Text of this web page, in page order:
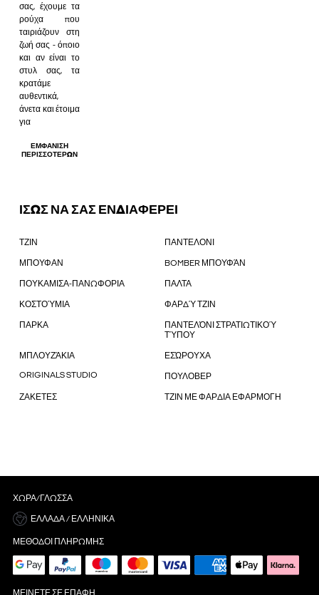
σας, έχουμε τα
ρούχα που
ταιριάζουν στη
ζωή σας - όποιο
και αν είναι το
στυλ σας, τα
κρατάμε
αυθεντικά,
άνετα και έτοιμα
για
ΕΜΦΆΝΙΣΗ
ΠΕΡΙΣΣΌΤΕΡΩΝ
ΙΣΩΣ ΝΑ ΣΑΣ ΕΝΔΙΑΦΕΡΕΙ
ΤΖΙΝ ΠΑΝΤΕΛΟΝΙ
ΜΠΟΥΦΑΝ BOMBER ΜΠΟΥΦΆΝ
ΠΟΥΚΑΜΙΣΑ-ΠΑΝΩΦΟΡΙΑ ΠΑΛΤΑ
ΚΟΣΤΟΎΜΙΑ ΦΑΡΔΎ ΤΖΙΝ
ΠΑΡΚΑ
ΠΑΝΤΕΛΌΝΙ ΣΤΡΑΤΙΩΤΙΚΟΎ
ΤΎΠΟΥ
ΜΠΛΟΥΖΆΚΙΑ ΕΣΏΡΟΥΧΑ
ORIGINALS STUDIO ΠΟΥΛΟΒΕΡ
ΖΑΚΕΤΕΣ ΤΖΙΝ ΜΕ ΦΑΡΔΙΑ ΕΦΑΡΜΟΓΗ
ΧΏΡΑ/ΓΛΏΣΣΑ
ΕΛΛΆΔΑ / ΕΛΛΗΝΙΚΆ
ΜΈΘΟΔΟΙ ΠΛΗΡΩΜΉΣ